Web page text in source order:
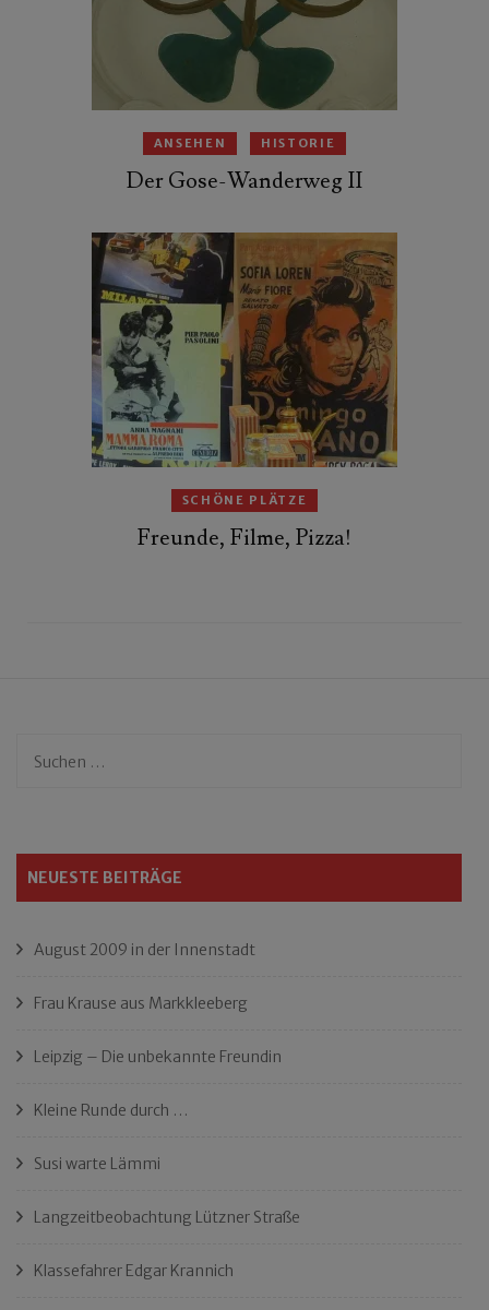
ANSEHEN HISTORIE
Der Gose-Wanderweg II
SCHÖNE PLÄTZE
Freunde, Filme, Pizza!
Suchen
NEUESTE BEITRÄGE
August 2009 in der Innenstadt
Frau Krause aus Markkleeberg
Leipzig – Die unbekannte Freundin
Kleine Runde durch …
Susi warte Lämmi
Langzeitbeobachtung Lützner Straße
Klassefahrer Edgar Krannich